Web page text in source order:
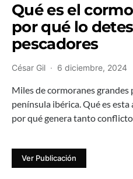
Qué es el
por qué lo
pescadores
César Gil 6 diciembre, 2024
Miles de cormoranes grandes
península ibérica. Qué es
por qué genera tanto
Ver Publicación